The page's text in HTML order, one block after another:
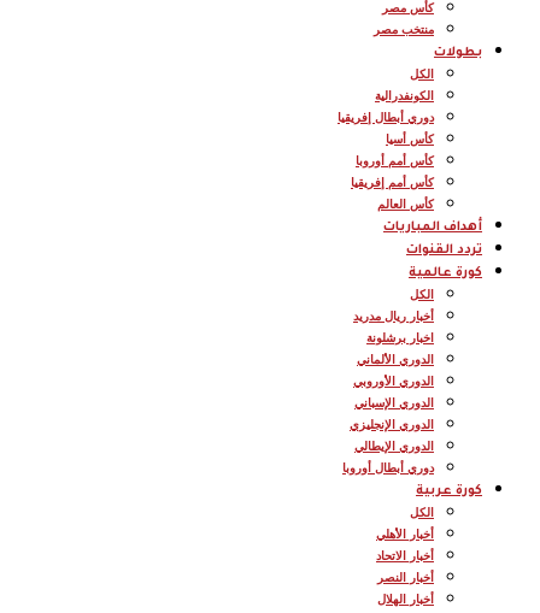
كأس مصر
منتخب مصر
بطولات
الكل
الكونفدرالية
دوري أبطال إفريقيا
كأس أسيا
كأس أمم أوروبا
كأس أمم إفريقيا
كأس العالم
أهداف المباريات
تردد القنوات
كورة عالمية
الكل
أخبار ريال مدريد
اخبار برشلونة
الدوري الألماني
الدوري الأوروبي
الدوري الإسباني
الدوري الإنجليزي
الدوري الإيطالي
دوري أبطال أوروبا
كورة عربية
الكل
أخبار الأهلي
أخبار الاتحاد
أخبار النصر
أخبار الهلال